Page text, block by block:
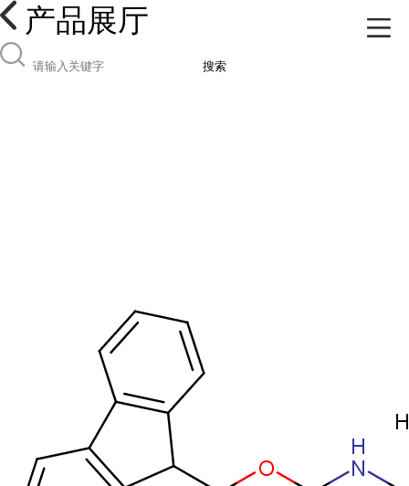
产品展厅
搜索